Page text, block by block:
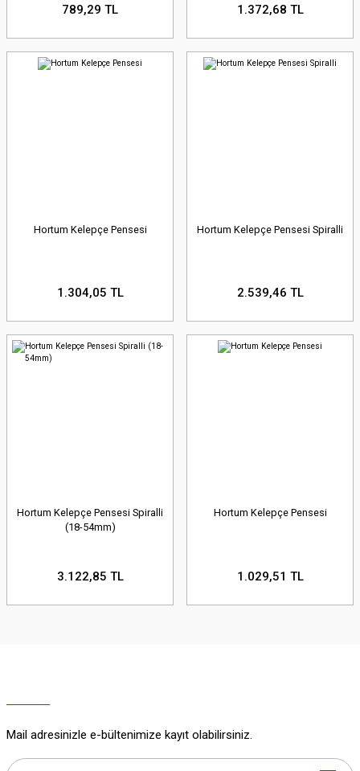
789,29 TL 1.372,68 TL
Hortum Kelepçe Pensesi
1.304,05 TL
Hortum Kelepçe Pensesi Spiralli
2.539,46 TL
Hortum Kelepçe Pensesi Spiralli
(18-54mm)
3.122,85 TL
Hortum Kelepçe Pensesi
1.029,51 TL
Mail adresinizle e-bültenimize kayıt olabilirsiniz.